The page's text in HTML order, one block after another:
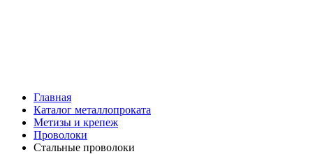
Главная
Каталог металлопроката
Метизы и крепеж
Проволоки
Стальные проволоки